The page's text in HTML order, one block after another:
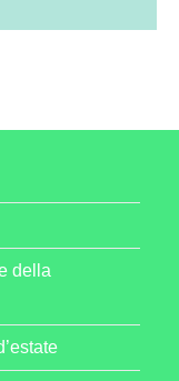
della